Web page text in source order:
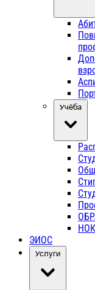
Учёба
ЭИОС
Услуги